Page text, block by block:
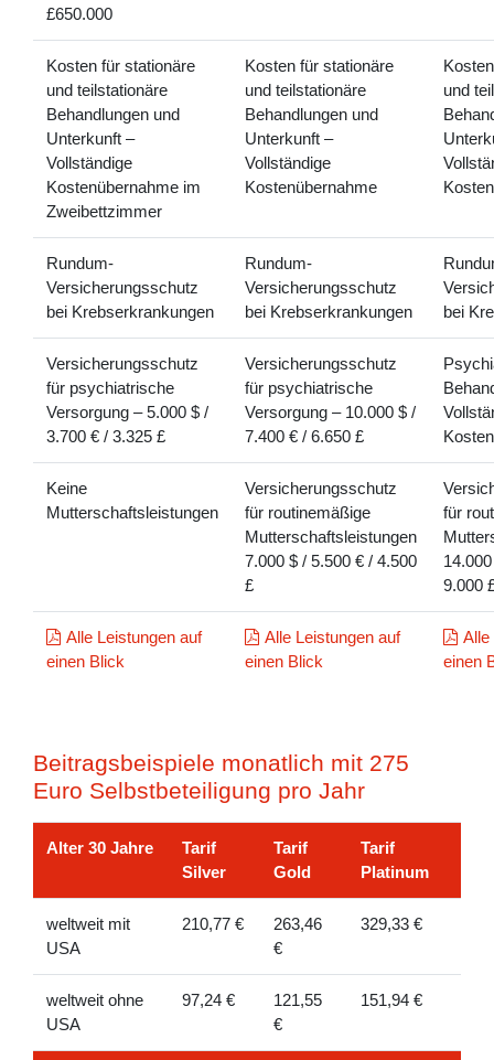
£650.000
Kosten für stationäre
und teilstationäre
Behandlungen und
Unterkunft –
Vollständige
Kostenübernahme im
Zweibettzimmer
Kosten für stationäre
und teilstationäre
Behandlungen und
Unterkunft –
Vollständige
Kostenübernahme
und
Rundum-
Versicherungsschutz
bei Krebserkrankungen
Rundum-
Versicherungsschutz
bei Krebserkrankungen
bei
Versicherungsschutz
für psychiatrische
Versorgung – 5.000 $ /
3.700 € / 3.325 £
Versicherungsschutz
für psychiatrische
Versorgung – 10.000 $ /
7.400 € / 6.650 £
Keine
Mutterschaftsleistungen
Versicherungsschutz
für routinemäßige
Mutterschaftsleistungen
7.000 $ / 5.500 € / 4.500
£
für
9.000
Alle Leistungen auf
einen Blick
Alle Leistungen auf
einen Blick
Alle
einen
Beitragsbeispiele monatlich mit 275
Euro Selbstbeteiligung pro Jahr
Alter 30 Jahre
Tarif
Silver
Tarif
Gold
Tarif
Platinum
weltweit mit
USA
210,77 €
263,46
€
329,33 €
weltweit ohne
USA
97,24 €
121,55
€
151,94 €